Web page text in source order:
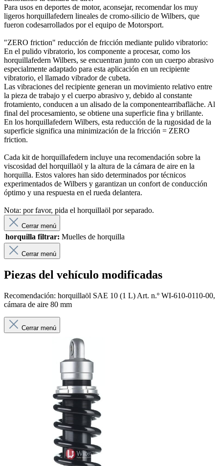
Para usos en deportes de motor, aconsejar, recomendar los muy
ligeros horquillafedern lineales de cromo-silicio de Wilbers, que
fueron codesarrollados por el equipo de Motorsport.
"ZERO friction" reducción de fricción mediante pulido vibratorio:
En el pulido vibratorio, los componente a procesar, como los
horquillafedern Wilbers, se encuentran junto con un cuerpo abrasivo
especialmente adaptado para esta aplicación en un recipiente
vibratorio, el llamado vibrador de cubeta.
Las vibraciones del recipiente generan un movimiento relativo entre
la pieza de trabajo y el cuerpo abrasivo y, debido al constante
frotamiento, conducen a un alisado de la componentearribafläche. Al
final del procesamiento, se obtiene una superficie fina y brillante.
En los horquillafedern Wilbers, esta reducción de la rugosidad de la
superficie significa una minimización de la fricción = ZERO
friction.
Cada kit de horquillafedern incluye una recomendación sobre la
viscosidad del horquillaöl y la altura de la cámara de aire en la
horquilla. Estos valores han sido determinados por técnicos
experimentados de Wilbers y garantizan un confort de conducción
óptimo y una respuesta en el rueda delantera.
Nota: por favor, pida el horquillaöl por separado.
Cerrar menú
horquilla filtrar: Muelles de horquilla
Cerrar menú
Piezas del vehículo modificadas
Recomendación: horquillaöl SAE 10 (1 L) Art. n.º WI-610-0110-00,
cámara de aire 80 mm
Cerrar menú